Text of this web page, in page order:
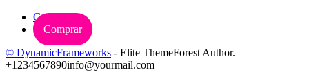
Carrinho
Comprar
© DynamicFrameworks - Elite ThemeForest Author.
+1234567890info@yourmail.com